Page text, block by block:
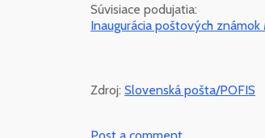
Súvisiace podujatia:
Inaugurácia poštových
Zdroj: Slovenská pošta/POFIS